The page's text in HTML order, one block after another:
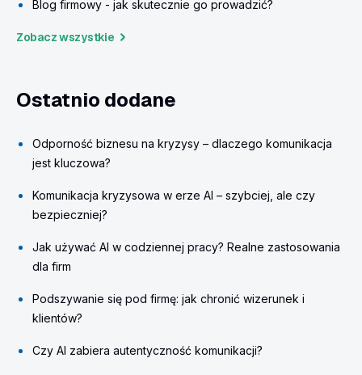
Blog firmowy - jak skutecznie go prowadzić?
Zobacz wszystkie
Ostatnio dodane
Odporność biznesu na kryzysy – dlaczego komunikacja
jest kluczowa?
Komunikacja kryzysowa w erze AI – szybciej, ale czy
bezpieczniej?
Jak używać AI w codziennej pracy? Realne zastosowania
dla firm
Podszywanie się pod firmę: jak chronić wizerunek i
klientów?
Czy AI zabiera autentyczność komunikacji?